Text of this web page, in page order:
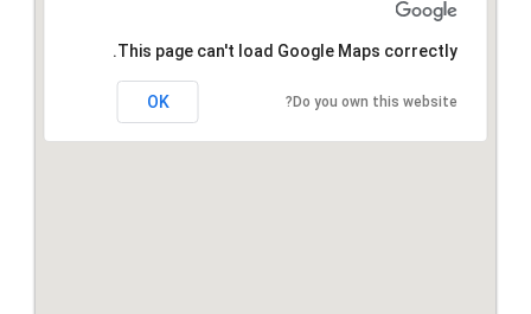
This page can't load Google Maps correctly.
Do you own this website?
OK